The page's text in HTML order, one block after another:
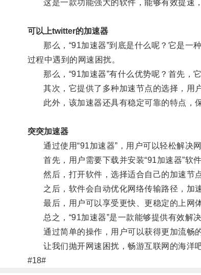
这是一款功能强大的软件，能够有效提速，
可以上twitter的加速器
那么，“91加速器”到底是什么呢？它是一种
过程中遇到的网速困扰。
那么，“91加速器”有什么优势呢？首先，它
其次，它提供了多种加速节点的选择，用户
此外，该加速器还具有稳定可靠的特点，保
突突加速器
通过使用“91加速器”，用户可以轻松解决网
首先，用户需要下载并安装“91加速器”软件
然后，打开软件，选择适合自己的加速节点
之后，软件会自动优化网络传输路径，加速
最后，用户可以享受更快、更稳定的上网体
总之，“91加速器”是一款能够提供有效解决
通过简单的操作，用户可以获得更加流畅的
让我们抛开网速困扰，畅游互联网的海洋吧
#18#